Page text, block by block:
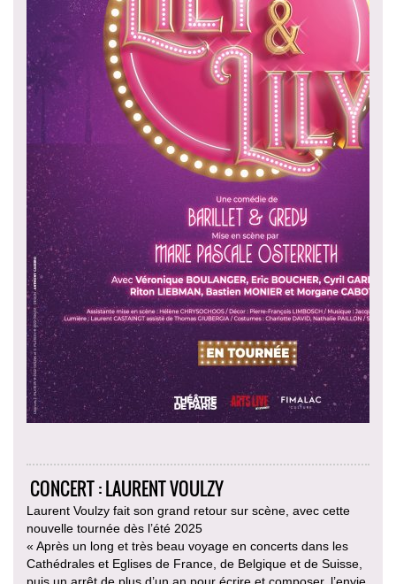
CONCERT : LAURENT VOULZY
Laurent Voulzy fait son grand retour sur scène, avec cette
nouvelle tournée dès l’été 2025
« Après un long et très beau voyage en concerts dans les
Cathédrales et Eglises de France, de Belgique et de Suisse,